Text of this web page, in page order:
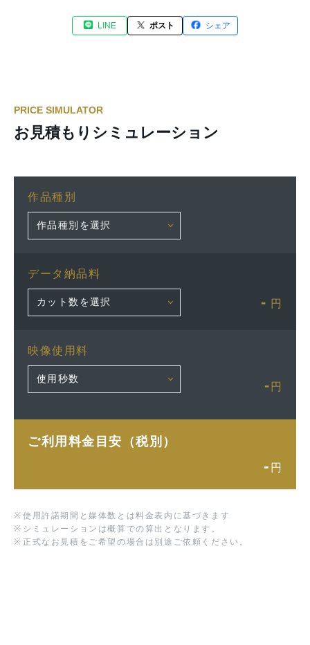
LINE ポスト シェア
PRICE SIMULATOR
お見積もりシミュレーション
作品種別
データ納品料
- 円
映像使用料
- 円
ご利用料金目安（税別）
- 円
※ 使用許諾期間と媒体数とは料金表内に基づきます
※ シミュレーションは概算での算出となります。
※ 正式なお見積をご希望の場合は別途ご依頼ください。